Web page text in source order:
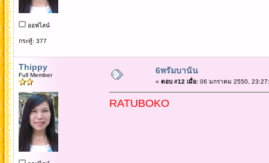
ออฟไลน์
กระทู้: 377
Thippy
Full Member 6พรัมบานัน
« ตอบ #12 เมื่อ:06 มกราคม 2550,
RATUBOKO